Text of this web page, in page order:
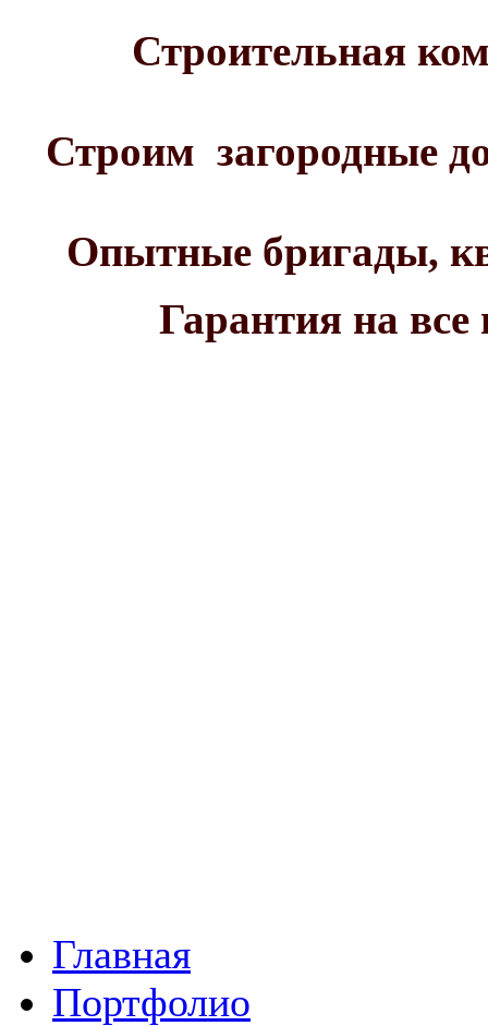
Строительная
Строим загородные
Опытные бригады,
Гарантия на
Главная
Портфолио